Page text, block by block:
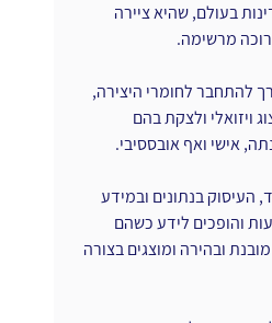
בעולם, שהיא ציירה
מרשימה.
להתחבר לחומרי היצירה,
ויזואלי ולצקת בהם
אישי ואף אובססיבי.
העיסוק בנתונים ובמידע
והופכים לידע כשהם
ובהירה ומוצגים בצורה